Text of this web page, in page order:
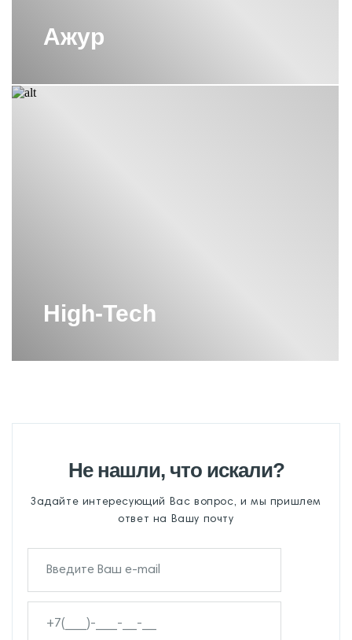
Ажур
High-Tech
Не нашли, что искали?
Задайте интересующий Вас вопрос, и мы пришлем
ответ на Вашу почту